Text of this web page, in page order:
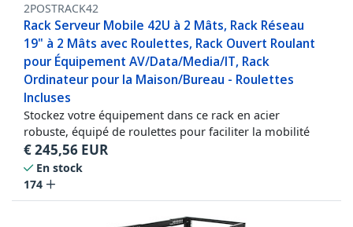
2POSTRACK42
Rack Serveur Mobile 42U à 2 Mâts, Rack Réseau
19" à 2 Mâts avec Roulettes, Rack Ouvert Roulant
pour Équipement AV/Data/Media/IT, Rack
Ordinateur pour la Maison/Bureau - Roulettes
Incluses
Stockez votre équipement dans ce rack en acier
robuste, équipé de roulettes pour faciliter la mobilité
€245,56 EUR
En stock
174